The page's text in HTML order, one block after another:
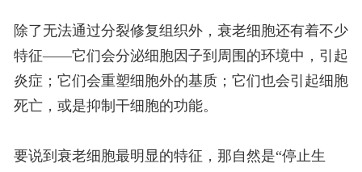
除了无法通过分裂修复组织外，衰老细胞还有着不少
特征——它们会分泌细胞因子到周围的环境中，引起
炎症；它们会重塑细胞外的基质；它们也会引起细胞
死亡，或是抑制干细胞的功能。
要说到衰老细胞最明显的特征，那自然是“停止生